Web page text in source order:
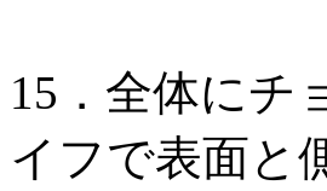
15．全体にチ
イフで表面